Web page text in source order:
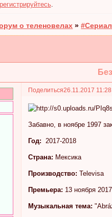
.
о теленовелах »
Поделиться26.11.2017
Забавно, в ноябре 1997
Год: 2017-2018
Страна: Мексика
Производство: Televisa
Премьера: 13 ноября 2017
Музыкальная тема: